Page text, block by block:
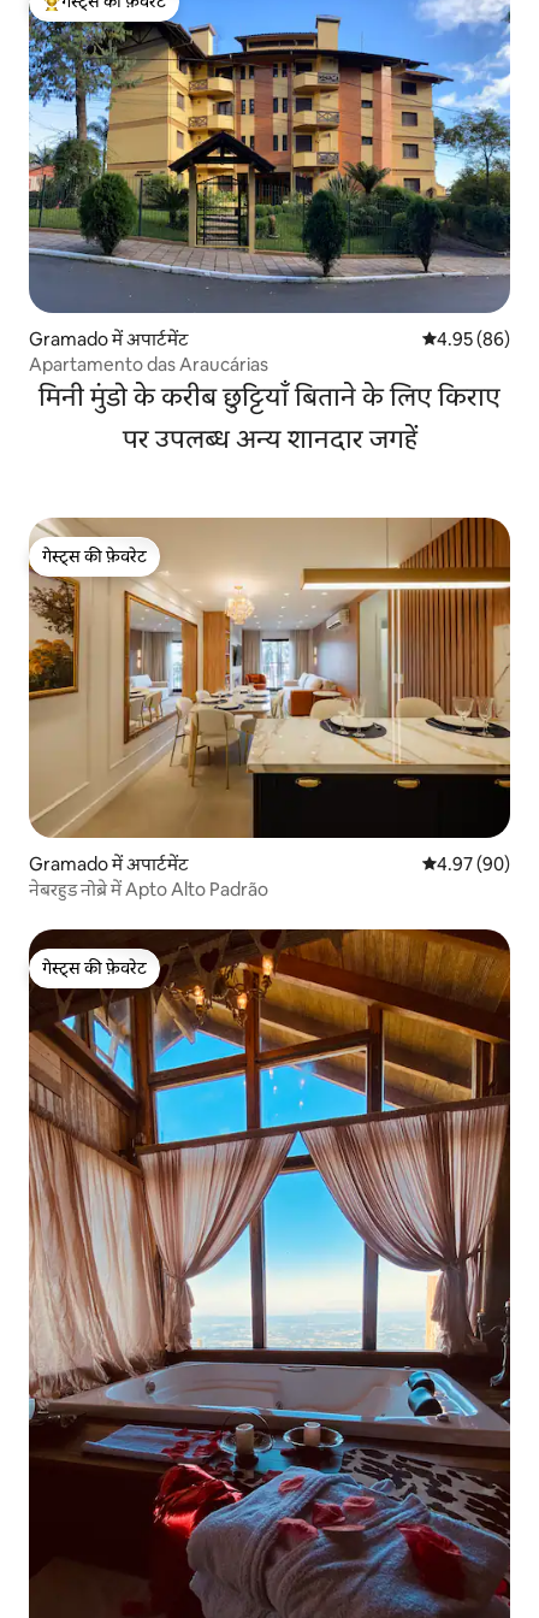
गेस्ट्स का टॉप फ़ेवरेट
Gramado में अपार्टमेंट औसत रेटिंग 5 में
4.95 (86)
Apartamento das Araucárias
मिनी मुंडो के करीब छुट्टियाँ बिताने के लिए किराए
पर उपलब्ध अन्य शानदार जगहें
गेस्ट्स की फ़ेवरेट
गेस्ट्स की फ़ेवरेट
Gramado में अपार्टमेंट औसत रेटिंग 5 में
4.97 (90)
नेबरहुड नोब्रे में Apto Alto Padrão
गेस्ट्स की फ़ेवरेट
गेस्ट्स की फ़ेवरेट